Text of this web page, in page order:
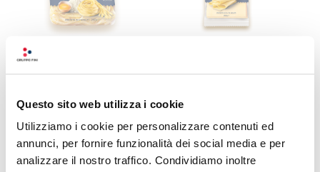
Questo sito web utilizza i cookie
Utilizziamo i cookie per personalizzare contenuti ed
annunci, per fornire funzionalità dei social media e per
analizzare il nostro traffico. Condividiamo inoltre
TAGLIATELLE FRESCHE